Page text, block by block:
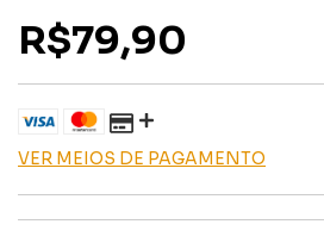
R$79,90
VER MEIOS DE PAGAMENTO